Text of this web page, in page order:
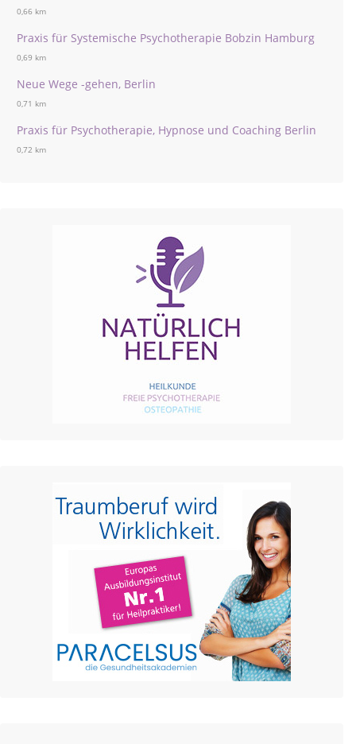
0,66 km
Praxis für Systemische Psychotherapie Bobzin Hamburg
0,69 km
Neue Wege -gehen, Berlin
0,71 km
Praxis für Psychotherapie, Hypnose und Coaching Berlin
0,72 km